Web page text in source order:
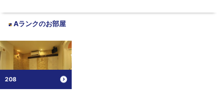
Aランクのお部屋
208